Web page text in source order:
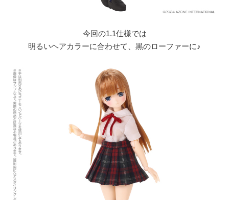
今回の1.1仕様では
明るいヘアカラーに合わせて、黒のローファーに♪